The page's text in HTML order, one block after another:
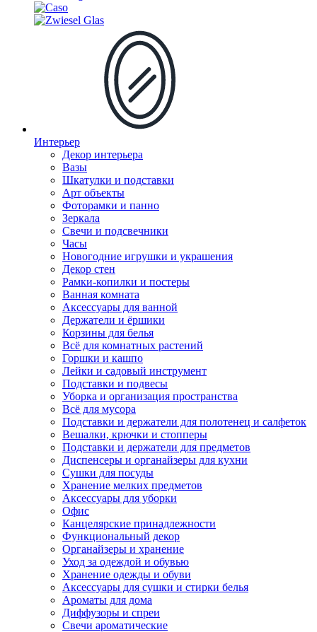
Интерьер
Декор интерьера
Вазы
Шкатулки и подставки
Арт объекты
Фоторамки и панно
Зеркала
Свечи и подсвечники
Часы
Новогодние игрушки и украшения
Декор стен
Рамки-копилки и постеры
Ванная комната
Аксессуары для ванной
Держатели и ёршики
Корзины для белья
Всё для комнатных растений
Горшки и кашпо
Лейки и садовый инструмент
Подставки и подвесы
Уборка и организация пространства
Всё для мусора
Подставки и держатели для полотенец и салфеток
Вешалки, крючки и стопперы
Подставки и держатели для предметов
Диспенсеры и органайзеры для кухни
Сушки для посуды
Хранение мелких предметов
Аксессуары для уборки
Офис
Канцелярские принадлежности
Функциональный декор
Органайзеры и хранение
Уход за одеждой и обувью
Хранение одежды и обуви
Аксессуары для сушки и стирки белья
Ароматы для дома
Диффузоры и спреи
Свечи ароматические